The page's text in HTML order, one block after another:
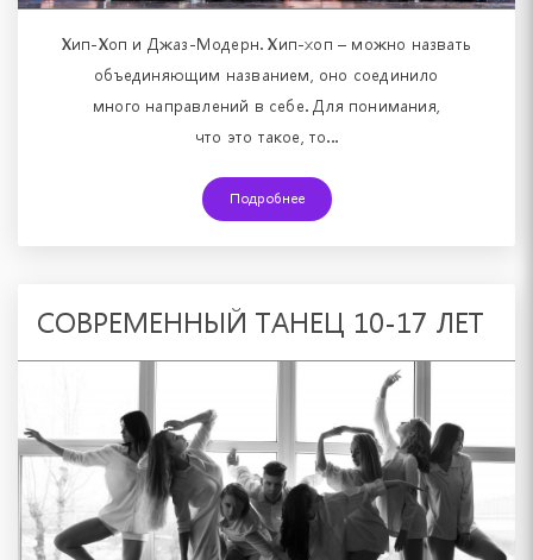
Хип-Хоп и Джаз-Модерн. Хип-хоп – можно назвать
объединяющим названием, оно соединило
много направлений в себе. Для понимания,
что это такое, то...
Подробнее
СОВРЕМЕННЫЙ ТАНЕЦ 10-17 ЛЕТ